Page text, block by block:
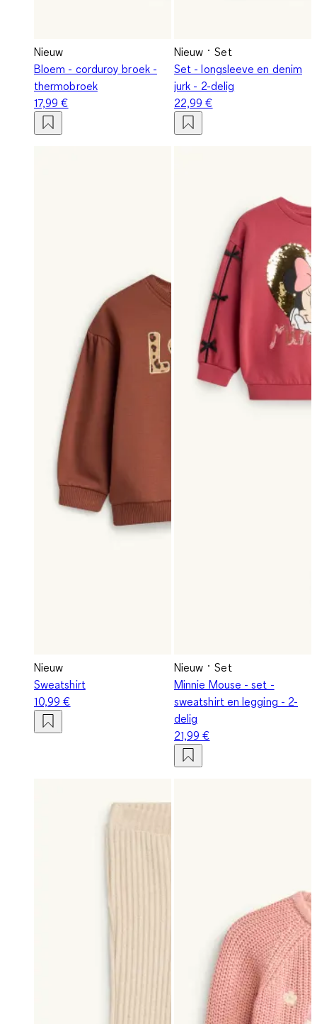
Nieuw
Bloem - corduroy broek -
thermobroek
17,99 €
Nieuw
Set
Set - longsleeve en denim
jurk - 2-delig
22,99 €
Nieuw
Sweatshirt
10,99 €
Nieuw
Set
Minnie Mouse - set -
sweatshirt en legging - 2-
delig
21,99 €